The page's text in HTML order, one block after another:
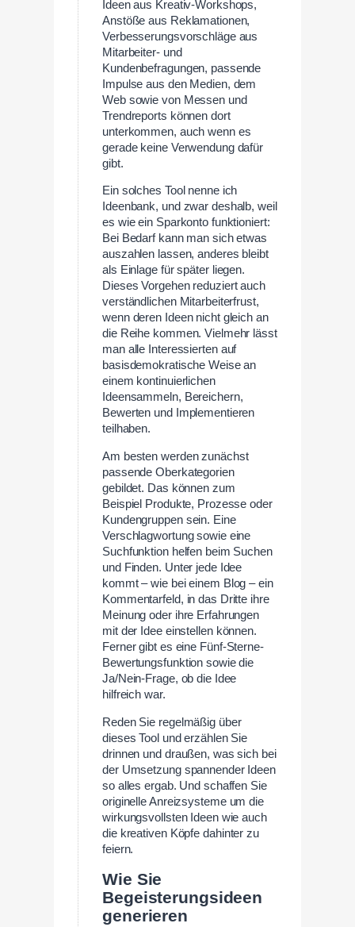
Ideen aus Kreativ-Workshops,
Anstöße aus Reklamationen,
Verbesserungsvorschläge aus
Mitarbeiter- und
Kundenbefragungen, passende
Impulse aus den Medien, dem
Web sowie von Messen und
Trendreports können dort
unterkommen, auch wenn es
gerade keine Verwendung dafür
gibt.
Ein solches Tool nenne ich
Ideenbank, und zwar deshalb, weil
es wie ein Sparkonto funktioniert:
Bei Bedarf kann man sich etwas
auszahlen lassen, anderes bleibt
als Einlage für später liegen.
Dieses Vorgehen reduziert auch
verständlichen Mitarbeiterfrust,
wenn deren Ideen nicht gleich an
die Reihe kommen. Vielmehr lässt
man alle Interessierten auf
basisdemokratische Weise an
einem kontinuierlichen
Ideensammeln, Bereichern,
Bewerten und Implementieren
teilhaben.
Am besten werden zunächst
passende Oberkategorien
gebildet. Das können zum
Beispiel Produkte, Prozesse oder
Kundengruppen sein. Eine
Verschlagwortung sowie eine
Suchfunktion helfen beim Suchen
und Finden. Unter jede Idee
kommt – wie bei einem Blog – ein
Kommentarfeld, in das Dritte ihre
Meinung oder ihre Erfahrungen
mit der Idee einstellen können.
Ferner gibt es eine Fünf-Sterne-
Bewertungsfunktion sowie die
Ja/Nein-Frage, ob die Idee
hilfreich war.
Reden Sie regelmäßig über
dieses Tool und erzählen Sie
drinnen und draußen, was sich bei
der Umsetzung spannender Ideen
so alles ergab. Und schaffen Sie
originelle Anreizsysteme um die
wirkungsvollsten Ideen wie auch
die kreativen Köpfe dahinter zu
feiern.
Wie Sie
Begeisterungsideen
generieren